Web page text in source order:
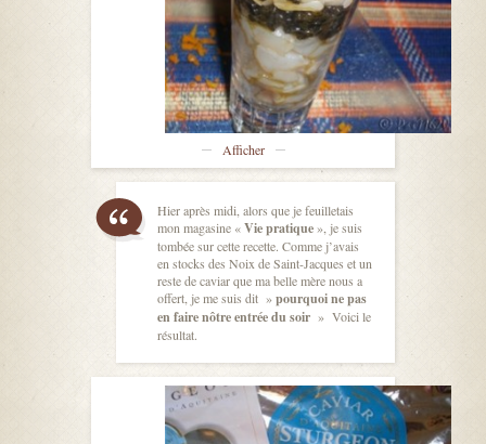
Afficher
Hier après midi, alors que je feuilletais
mon magasine «Vie pratique», je suis
tombée sur cette recette. Comme j’avais
en stocks des Noix de Saint-Jacques et un
reste de caviar que ma belle mère nous a
offert, je me suis dit »pourquoi ne pas
en faire nôtre entrée du soir » Voici le
résultat.